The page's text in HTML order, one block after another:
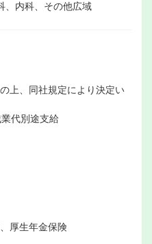
、内科、その他広域
上、同社規定により決定い
代別途支給
厚生年金保険